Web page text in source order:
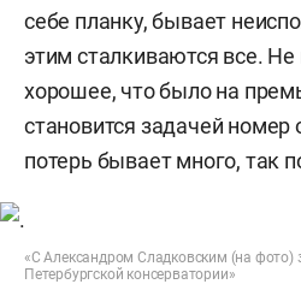
себе планку, бывает
этим сталкиваются все. Не
хорошее, что было на
становится задачей номер
потерь бывает много, так
«С Александром Сладковским (на фото)
Петербургской консерватории»